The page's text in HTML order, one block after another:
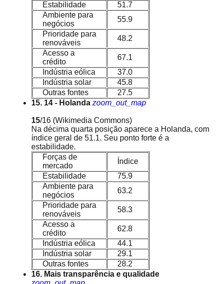
Estabilidade
51.7
Ambiente para
negócios
55.9
Prioridade para
renováveis
48.2
Acesso a
crédito
67.1
Indústria eólica
37.0
Indústria solar
45.8
Outras fontes
27.5
15. 14 - Holanda zoom_out_map
15/16 (Wikimedia Commons)
Na décima quarta posição aparece a Holanda, com
índice geral de 51.1. Seu ponto forte é a
estabilidade.
Forças de
mercado
Índice
Estabilidade
75.9
Ambiente para
negócios
63.2
Prioridade para
renováveis
58.3
Acesso a
crédito
62.8
Indústria eólica
44.1
Indústria solar
29.1
Outras fontes
28.2
16. Mais transparência e qualidade